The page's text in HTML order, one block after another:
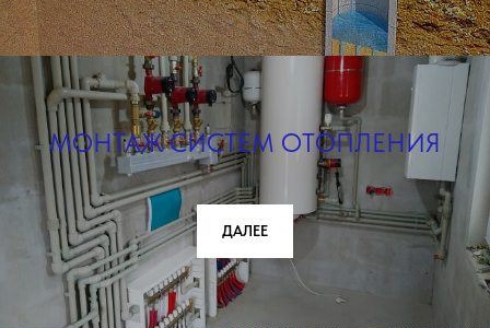
МОНТАЖ СИСТЕМ ОТОПЛЕНИЯ
ДАЛЕЕ